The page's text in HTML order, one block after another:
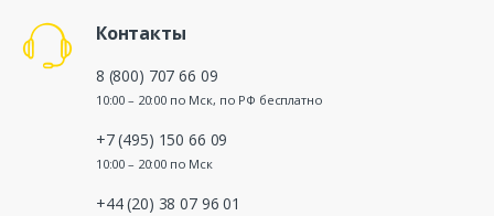
Контакты
8 (800) 707 66 09
10:00 – 20:00 по Мск, по РФ бесплатно
+7 (495) 150 66 09
10:00 – 20:00 по Мск
+44 (20) 38 07 96 01